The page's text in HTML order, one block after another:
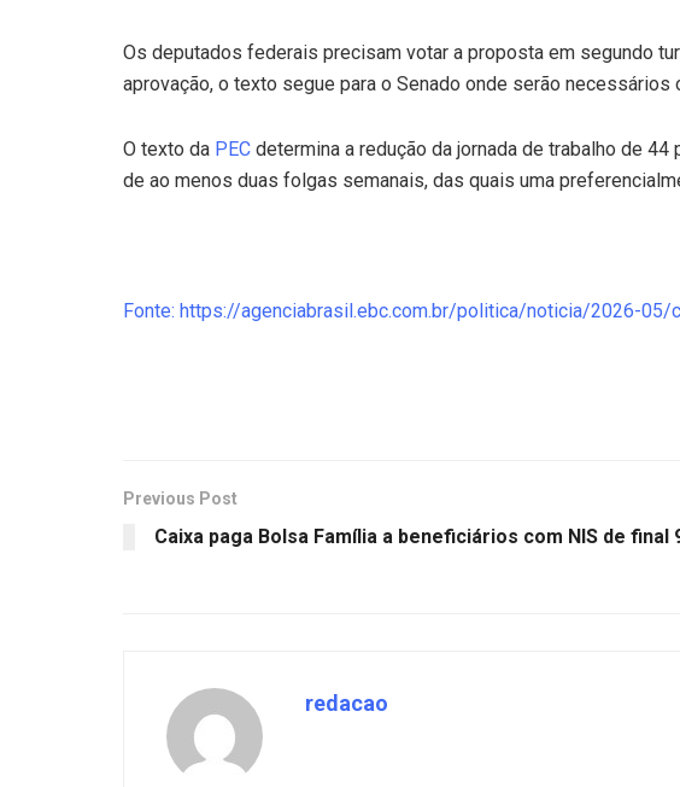
Os deputados federais precisam votar a proposta em segundo
aprovação, o texto segue para o Senado onde serão
O texto da PEC determina a redução da jornada de trabalho de
de ao menos duas folgas semanais, das quais uma
Fonte: https://agenciabrasil.ebc.com.br/politica/noticia/2026-
Previous Post
Caixa paga Bolsa Família a beneficiários com NIS de final
redacao